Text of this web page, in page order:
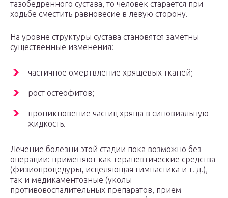
тазобедренного сустава, то человек старается при
ходьбе сместить равновесие в левую сторону.
На уровне структуры сустава становятся заметны
существенные изменения:
частичное омертвление хрящевых тканей;
рост остеофитов;
проникновение частиц хряща в синовиальную
жидкость.
Лечение болезни этой стадии пока возможно без
операции: применяют как терапевтические средства
(физиопроцедуры, исцеляющая гимнастика и т. д.),
так и медикаментозные (уколы
противовоспалительных препаратов, прием